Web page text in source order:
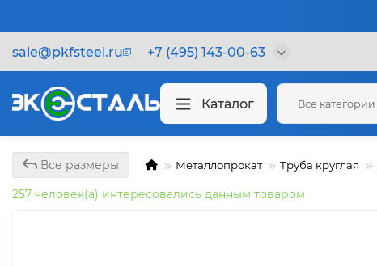
sale@pkfsteel.ru +7 (495) 143-00-63
Каталог Все категории
Все размеры Металлопрокат Труба круглая
257 человек(а) интересовались данным товаром